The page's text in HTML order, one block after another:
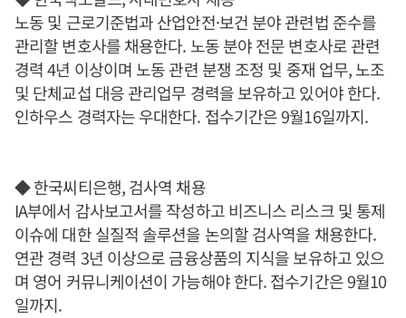
노동 및 근로기준법과 산업안전·보건 분야 관련법 준수를
관리할 변호사를 채용한다. 노동 분야 전문 변호사로 관련
경력 4년 이상이며 노동 관련 분쟁 조정 및 중재 업무, 노조
및 단체교섭 대응 관리업무 경력을 보유하고 있어야 한다.
인하우스 경력자는 우대한다. 접수기간은 9월16일까지.
◆ 한국씨티은행, 검사역 채용
IA부에서 감사보고서를 작성하고 비즈니스 리스크 및 통제
이슈에 대한 실질적 솔루션을 논의할 검사역을 채용한다.
연관 경력 3년 이상으로 금융상품의 지식을 보유하고 있으
며 영어 커뮤니케이션이 가능해야 한다. 접수기간은 9월10
일까지.